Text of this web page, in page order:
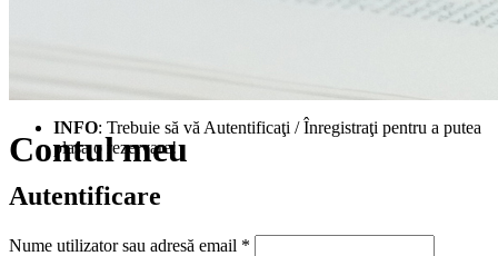
Contul meu
INFO: Trebuie să vă Autentificaţi / Înregistraţi pentru a putea
plasa o rezervare!
Autentificare
Nume utilizator sau adresă email *